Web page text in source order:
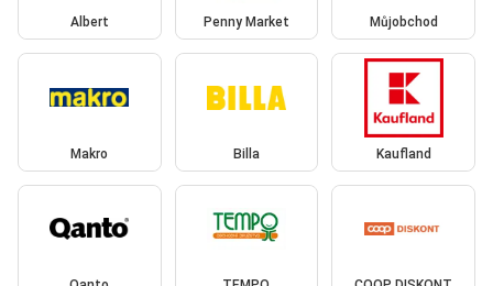
Albert Penny Market Můjobchod
Makro Billa Kaufland